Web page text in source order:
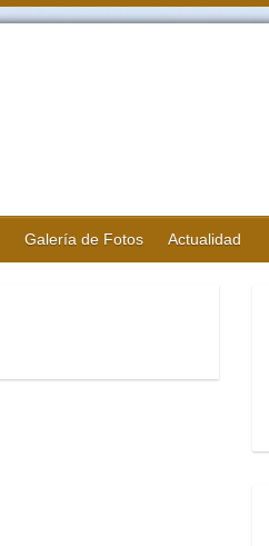
Galería de Fotos Actualidad